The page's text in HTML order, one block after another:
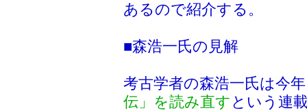
あるので紹介する。
■森浩一氏の見解
考古学者の森浩一氏は今
伝」を読み直す という連